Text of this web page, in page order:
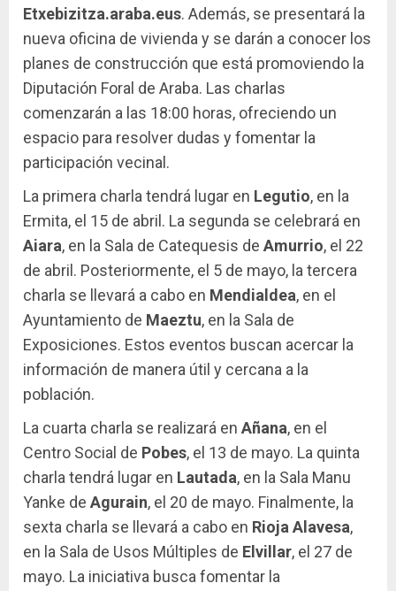
Etxebizitza.araba.eus. Además, se presentará la
nueva oficina de vivienda y se darán a conocer los
planes de construcción que está promoviendo la
Diputación Foral de Araba. Las charlas
comenzarán a las 18:00 horas, ofreciendo un
espacio para resolver dudas y fomentar la
participación vecinal.
La primera charla tendrá lugar en Legutio, en la
Ermita, el 15 de abril. La segunda se celebrará en
Aiara, en la Sala de Catequesis de Amurrio, el 22
de abril. Posteriormente, el 5 de mayo, la tercera
charla se llevará a cabo en Mendialdea, en el
Ayuntamiento de Maeztu, en la Sala de
Exposiciones. Estos eventos buscan acercar la
información de manera útil y cercana a la
población.
La cuarta charla se realizará en Añana, en el
Centro Social de Pobes, el 13 de mayo. La quinta
charla tendrá lugar en Lautada, en la Sala Manu
Yanke de Agurain, el 20 de mayo. Finalmente, la
sexta charla se llevará a cabo en Rioja Alavesa,
en la Sala de Usos Múltiples de Elvillar, el 27 de
mayo. La iniciativa busca fomentar la